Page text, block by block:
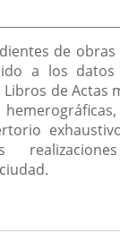
de
a los
de Actas